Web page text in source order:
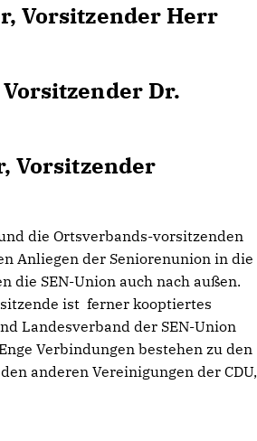
Vorsitzender Herr
Dr.
die Ortsverbands-vorsitzenden
Anliegen der Seniorenunion in die
die SEN-Union auch nach außen.
ist ferner kooptiertes
Landesverband der SEN-Union
Verbindungen bestehen zu den
anderen Vereinigungen der CDU,